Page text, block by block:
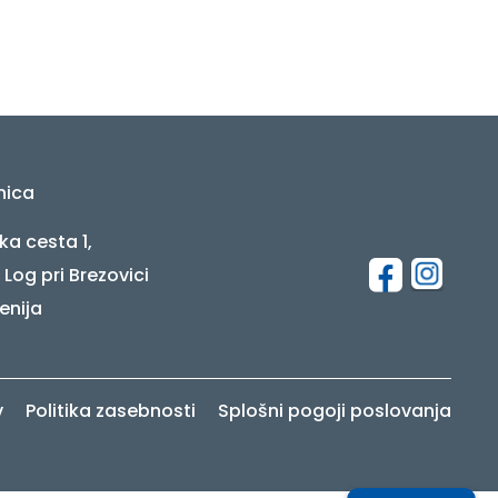
cesta 1,
Log pri Brezovici
Politika zasebnosti Splošni pogoji poslovanja